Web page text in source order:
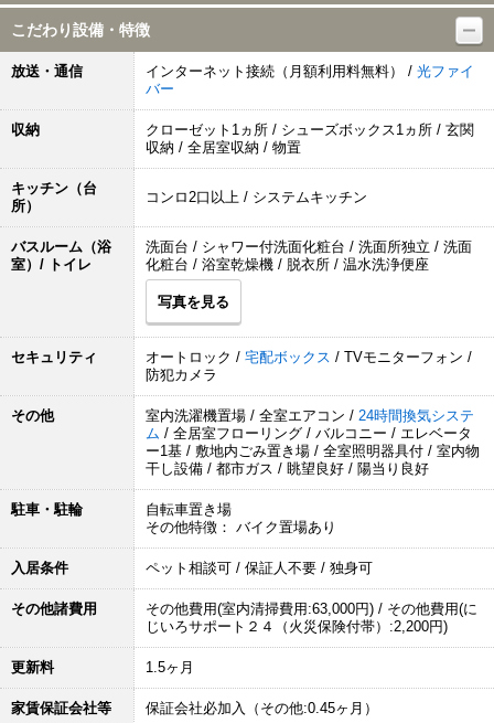
こだわり設備・特徴
放送・通信 インターネット接続（月額利用料無料） / 光ファイ
バー
収納
クローゼット1ヵ所 / シューズボックス1ヵ所 / 玄関
収納 / 全居室収納 / 物置
キッチン（台
所）
コンロ2口以上 / システムキッチン
バスルーム（浴
室）/ トイレ
洗面台 / シャワー付洗面化粧台 / 洗面所独立 / 洗面
化粧台 / 浴室乾燥機 / 脱衣所 / 温水洗浄便座
写真を見る
セキュリティ オートロック / 宅配ボックス / TVモニターフォン /
防犯カメラ
その他 室内洗濯機置場 / 全室エアコン / 24時間換気システ
ム / 全居室フローリング / バルコニー / エレベータ
ー1基 / 敷地内ごみ置き場 / 全室照明器具付 / 室内物
干し設備 / 都市ガス / 眺望良好 / 陽当り良好
駐車・駐輪
自転車置き場
その他特徴： バイク置場あり
入居条件 ペット相談可 / 保証人不要 / 独身可
その他諸費用
その他費用(室内清掃費用:63,000円) / その他費用(に
じいろサポート２４（火災保険付帯）:2,200円)
更新料 1.5ヶ月
家賃保証会社等 保証会社必加入（その他:0.45ヶ月）